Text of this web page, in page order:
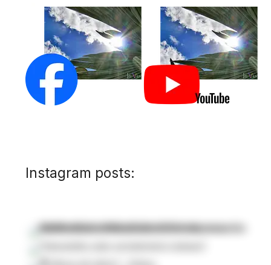
Instagram posts: